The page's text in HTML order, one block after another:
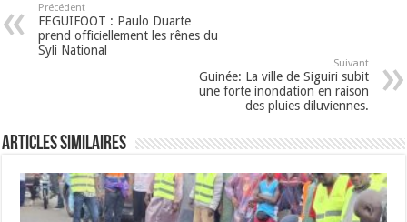
Précédent
FEGUIFOOT : Paulo Duarte
prend officiellement les rênes du
Syli National
Suivant
Guinée: La ville de Siguiri subit
une forte inondation en raison
des pluies diluviennes.
Articles Similaires